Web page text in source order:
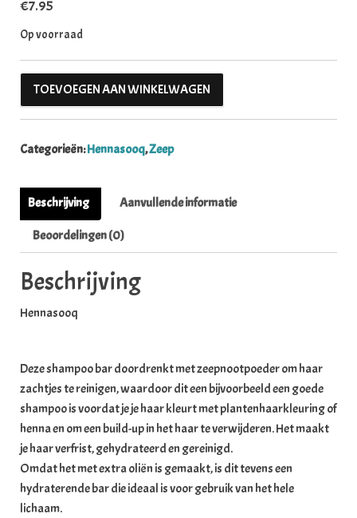
€7.95
Op voorraad
Reetha Shampoo Bar aantal
TOEVOEGEN AAN WINKELWAGEN
Categorieën:Hennasooq,Zeep
Beschrijving Aanvullende informatie
Beoordelingen (0)
Beschrijving
Hennasooq
Deze shampoo bar doordrenkt met zeepnootpoeder om haar
zachtjes te reinigen, waardoor dit een bijvoorbeeld een goede
shampoo is voordat je je haar kleurt met plantenhaarkleuring of
henna en om een ​​build-up in het haar te verwijderen. Het maakt
je haar verfrist, gehydrateerd en gereinigd.
Omdat het met extra oliën is gemaakt, is dit tevens een
hydraterende bar die ideaal is voor gebruik van het hele
lichaam.